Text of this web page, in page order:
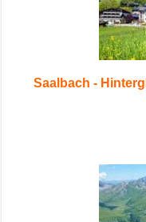
Saalbach -